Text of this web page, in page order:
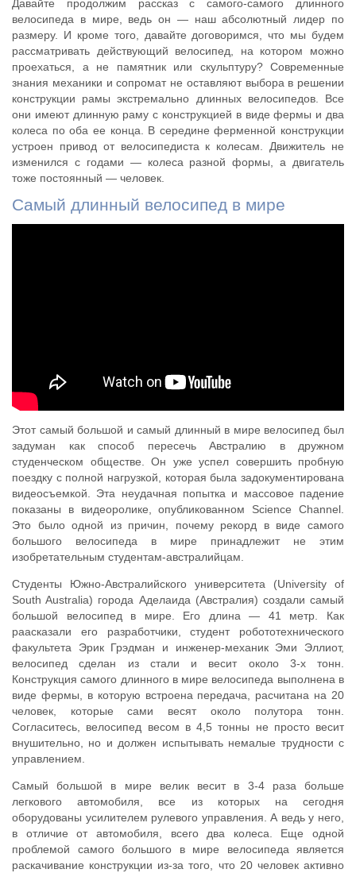
Давайте продолжим рассказ с самого-самого длинного
велосипеда в мире, ведь он — наш абсолютный лидер по
размеру. И кроме того, давайте договоримся, что мы будем
рассматривать действующий велосипед, на котором можно
проехаться, а не памятник или скульптуру? Современные
знания механики и сопромат не оставляют выбора в решении
конструкции рамы экстремально длинных велосипедов. Все
они имеют длинную раму с конструкцией в виде фермы и два
колеса по оба ее конца. В середине ферменной конструкции
устроен привод от велосипедиста к колесам. Движитель не
изменился с годами — колеса разной формы, а двигатель
тоже постоянный — человек.
Самый длинный велосипед в мире
Этот самый большой и самый длинный в мире велосипед был
задуман как способ пересечь Австралию в дружном
студенческом обществе. Он уже успел совершить пробную
поездку с полной нагрузкой, которая была задокументирована
видеосъемкой. Эта неудачная попытка и массовое падение
показаны в видеоролике, опубликованном Science Channel.
Это было одной из причин, почему рекорд в виде самого
большого велосипеда в мире принадлежит не этим
изобретательным студентам-австралийцам.
Студенты Южно-Австралийского университета (University of
South Australia) города Аделаида (Австралия) создали самый
большой велосипед в мире. Его длина — 41 метр. Как
раасказали его разработчики, студент робототехнического
факультета Эрик Грэдман и инженер-механик Эми Эллиот,
велосипед сделан из стали и весит около 3-х тонн.
Конструкция самого длинного в мире велосипеда выполнена в
виде фермы, в которую встроена передача, расчитана на 20
человек, которые сами весят около полутора тонн.
Согласитесь, велосипед весом в 4,5 тонны не просто весит
внушительно, но и должен испытывать немалые трудности с
управлением.
Самый большой в мире велик весит в 3-4 раза больше
легкового автомобиля, все из которых на сегодня
оборудованы усилителем рулевого управления. А ведь у него,
в отличие от автомобиля, всего два колеса. Еще одной
проблемой самого большого в мире велосипеда является
раскачивание конструкции из-за того, что 20 человек активно